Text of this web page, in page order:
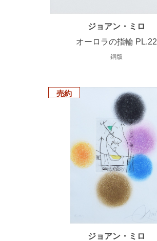
ジョアン・ミロ
オーロラの指輪 PL.22
銅版
売約
ジョアン・ミロ